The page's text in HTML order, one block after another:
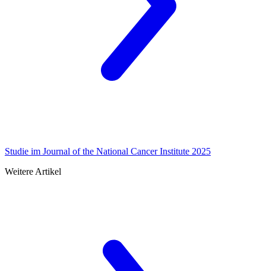
Studie im Journal of the National Cancer Institute 2025
Weitere Artikel